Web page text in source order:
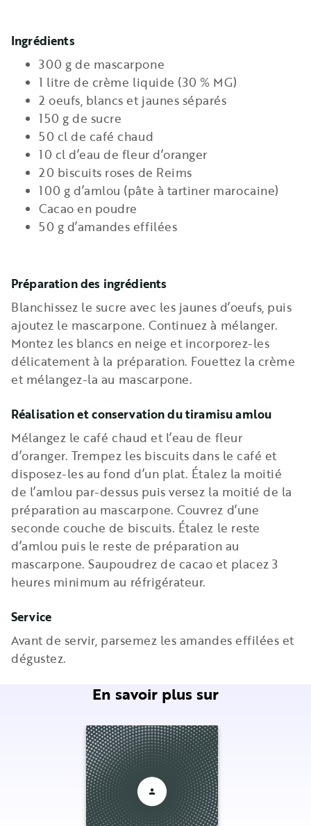
Ingrédients
300 g de mascarpone
1 litre de crème liquide (30 % MG)
2 oeufs, blancs et jaunes séparés
150 g de sucre
50 cl de café chaud
10 cl d’eau de fleur d’oranger
20 biscuits roses de Reims
100 g d’amlou (pâte à tartiner marocaine)
Cacao en poudre
50 g d’amandes effilées
Préparation des ingrédients
Blanchissez le sucre avec les jaunes d’oeufs, puis
ajoutez le mascarpone. Continuez à mélanger.
Montez les blancs en neige et incorporez-les
délicatement à la préparation. Fouettez la crème
et mélangez-la au mascarpone.
Réalisation et conservation du tiramisu amlou
Mélangez le café chaud et l’eau de fleur
d’oranger. Trempez les biscuits dans le café et
disposez-les au fond d’un plat. Étalez la moitié
de l’amlou par-dessus puis versez la moitié de la
préparation au mascarpone. Couvrez d’une
seconde couche de biscuits. Étalez le reste
d’amlou puis le reste de préparation au
mascarpone. Saupoudrez de cacao et placez 3
heures minimum au réfrigérateur.
Service
Avant de servir, parsemez les amandes effilées et
dégustez.
En savoir plus sur